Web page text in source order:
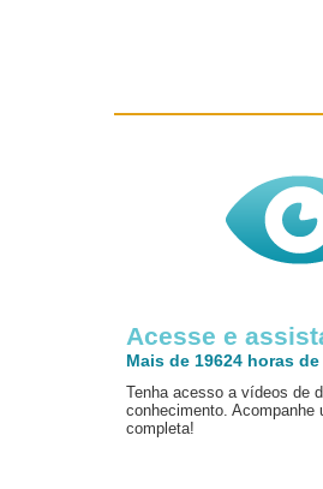
Acesse e
Mais de 19624 horas
Tenha acesso a vídeos de
conhecimento. Acompanhe
completa!